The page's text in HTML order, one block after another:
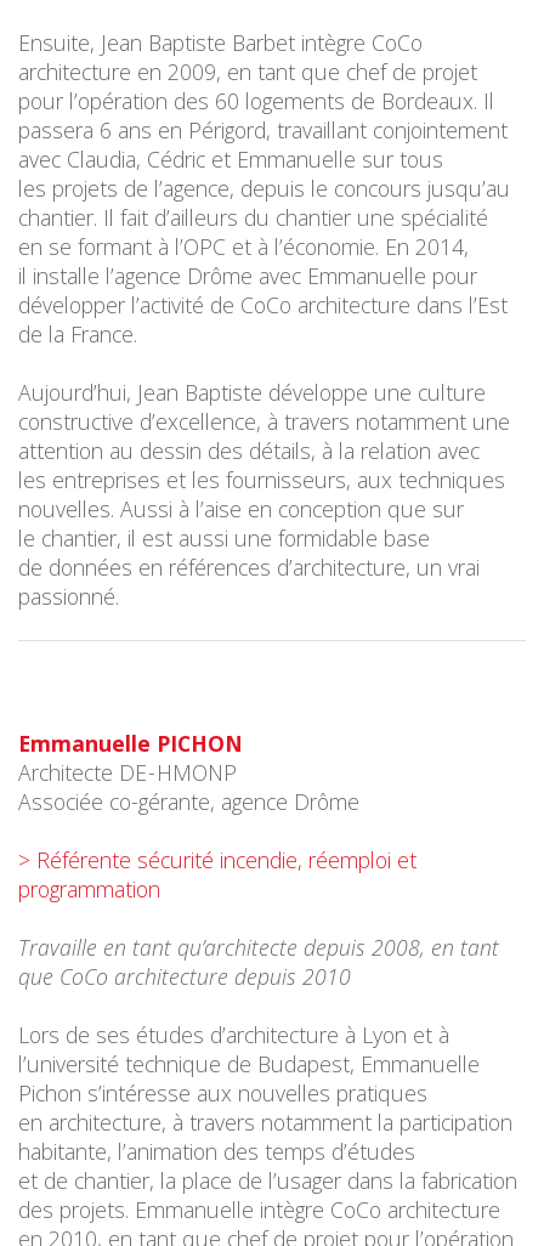
Ensuite, Jean Baptiste Barbet intègre CoCo
architecture en 2009, en tant que chef de projet
pour l’opération des 60 logements de Bordeaux. Il
passera 6 ans en Périgord, travaillant conjointement
avec Claudia, Cédric et Emmanuelle sur tous
les projets de l’agence, depuis le concours jusqu’au
chantier. Il fait d’ailleurs du chantier une spécialité
en se formant à l’OPC et à l’économie. En 2014,
il installe l’agence Drôme avec Emmanuelle pour
développer l’activité de CoCo architecture dans l’Est
de la France.
Aujourd’hui, Jean Baptiste développe une culture
constructive d’excellence, à travers notamment une
attention au dessin des détails, à la relation avec
les entreprises et les fournisseurs, aux techniques
nouvelles. Aussi à l’aise en conception que sur
le chantier, il est aussi une formidable base
de données en références d’architecture, un vrai
passionné.
Emmanuelle PICHON
Architecte DE - HMONP
Associée co-gérante, agence Drôme
> Référente sécurité incendie, réemploi et
programmation
Travaille en tant qu’architecte depuis 2008, en tant
que CoCo architecture depuis 2010
Lors de ses études d’architecture à Lyon et à
l’université technique de Budapest, Emmanuelle
Pichon s’intéresse aux nouvelles pratiques
en architecture, à travers notamment la participation
habitante, l’animation des temps d’études
et de chantier, la place de l’usager dans la fabrication
des projets. Emmanuelle intègre CoCo architecture
en 2010, en tant que chef de projet pour l’opération